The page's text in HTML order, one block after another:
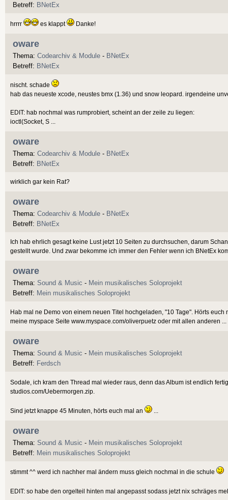
Betreff: BNetEx
hrrrr es klappt Danke!
oware
Thema: Codearchiv & Module - BNetEx
Betreff: BNetEx
nischt. schade
hab das neueste xcode, neustes bmx (1.36) und snow leopard. irgendeine
EDIT: hab nochmal was rumprobiert, scheint an der zeile zu liegen:
ioctl(Socket, S ...
oware
Thema: Codearchiv & Module - BNetEx
Betreff: BNetEx
wirklich gar kein Rat?
oware
Thema: Codearchiv & Module - BNetEx
Betreff: BNetEx
Ich hab ehrlich gesagt keine Lust jetzt 10 Seiten zu durchsuchen, darum
gestellt wurde. Und zwar bekomme ich immer den Fehler wenn ich BNetEx
oware
Thema: Sound & Music - Mein musikalisches Soloprojekt
Betreff: Mein musikalisches Soloprojekt
Hab mal ne Demo von einem neuen Titel hochgeladen, "10 Tage". Hörts
meine myspace Seite www.myspace.com/oliverpuetz oder mit allen anderen ...
oware
Thema: Sound & Music - Mein musikalisches Soloprojekt
Betreff: Ferdsch
Sodale, ich kram den Thread mal wieder raus, denn das Album ist endlich
studios.com/Uebermorgen.zip.
Sind jetzt knappe 45 Minuten, hörts euch mal an
oware
Thema: Sound & Music - Mein musikalisches Soloprojekt
Betreff: Mein musikalisches Soloprojekt
stimmt ^^ werd ich nachher mal ändern muss gleich nochmal in die schule
EDIT: so habe den orgelteil hinten mal angepasst sodass jetzt nix schräges